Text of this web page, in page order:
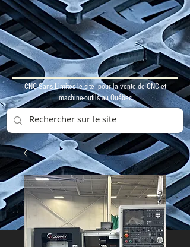
CNC Sans Limites le site pour la vente de CNC et
machine-outils au Québec